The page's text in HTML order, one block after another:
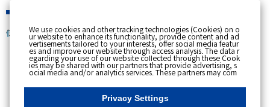
個人のお客さま
[ トップへ戻る ]
カテゴリー表示
更新日時 : 2023/10/12 15:19
We use cookies and other tracking technologies (Cookies) on o
ur website to enhance its functionality, provide content and ad
vertisements tailored to your interests, offer social media featur
es and improve our website through access analysis. The data r
egarding your use of our website collected through these Cook
ies may be shared with our partners that provide advertising, s
ocial media and/or analytics services. These partners may com
bine the data shared by us with other data that you have provi
ded to them or that they have collected from your use of their s
ervices or other websites to analyse and optimise advertisemen
ts delivered to you by businesses other than us on the internet.
Privacy Settings